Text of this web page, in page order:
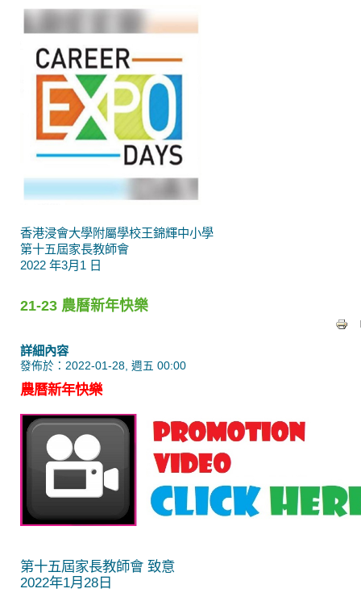
香港浸會大學附屬學校王錦輝中小學
第十五屆家長教師會
2022 年3月1 日
21-23 農曆新年快樂
詳細內容
發佈於：2022-01-28, 週五 00:00
農曆新年快樂
第十五屆家長教師會 致意
2022年1月28日